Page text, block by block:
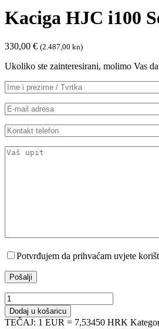
Kaciga HJC i100
330,00 € (2.487,00 kn)
Ukoliko ste zainteresirani, molimo Vas
Potvrđujem da prihvaćam uvjete
Kaciga
HJC
i100
Dodaj u košaricu
TEČAJ: 1 EUR = 7,53450 HRK